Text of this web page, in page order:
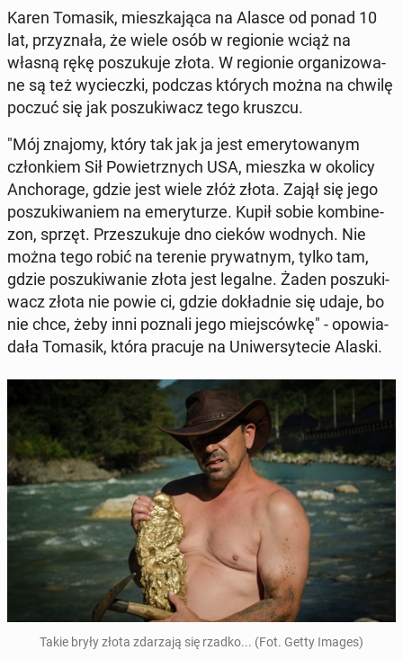
Karen Tomasik, miesz­ka­ją­ca na Alasce od ponad 10
lat, przy­zna­ła, że wiele osób w re­gio­nie wciąż na
własną rękę po­szu­ku­je złota. W re­gio­nie or­ga­ni­zo­wa­
ne są też wy­ciecz­ki, podczas których można na chwilę
poczuć się jak po­szu­ki­wacz tego kruszcu.
"Mój znajomy, który tak jak ja jest eme­ry­to­wa­nym
człon­kiem Sił Po­wietrz­nych USA, mieszka w okolicy
An­cho­ra­ge, gdzie jest wiele złóż złota. Zajął się jego
po­szu­ki­wa­niem na eme­ry­tu­rze. Kupił sobie kom­bi­ne­
zon, sprzęt. Prze­szu­ku­je dno cieków wodnych. Nie
można tego robić na terenie pry­wat­nym, tylko tam,
gdzie po­szu­ki­wa­nie złota jest legalne. Żaden po­szu­ki­
wacz złota nie powie ci, gdzie do­kład­nie się udaje, bo
nie chce, żeby inni poznali jego miej­sców­kę" - opo­wia­
da­ła Tomasik, która pracuje na Uni­wer­sy­te­cie Alaski.
Takie bryły złota zda­rza­ją się rzadko... (Fot. Getty Images)